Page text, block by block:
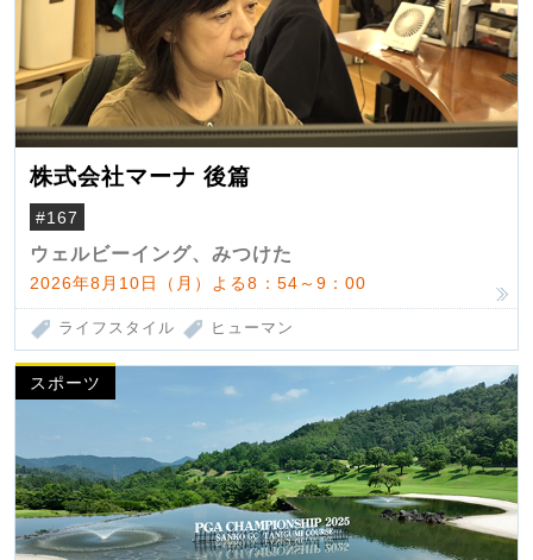
株式会社マーナ 後篇
#167
ウェルビーイング、みつけた
2026年8月10日（月）よる8：54～9：00
ライフスタイル ヒューマン
スポーツ